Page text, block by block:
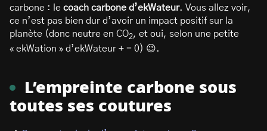
carbone : le coach carbone d’ekWateur. Vous allez voir,
ce n’est pas bien dur d’avoir un impact positif sur la
planète (donc neutre en CO2, et oui, selon une petite
« ekWation » d’ekWateur + = 0) 😉.
L’empreinte carbone sous
toutes ses coutures